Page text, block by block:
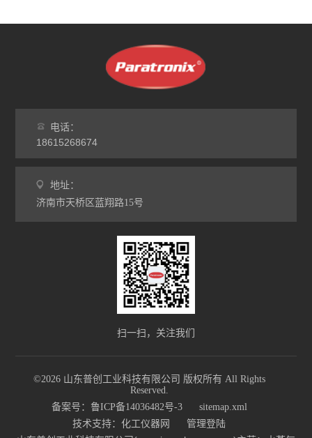
电话：
18615268674
地址：
济南市天桥区蓝翔路15号
扫一扫，关注我们
©2026 山东普创工业科技有限公司 版权所有 All Rights
Reserved.
备案号：鲁ICP备14036482号-3
sitemap.xml
技术支持： 化工仪器网 管理登陆